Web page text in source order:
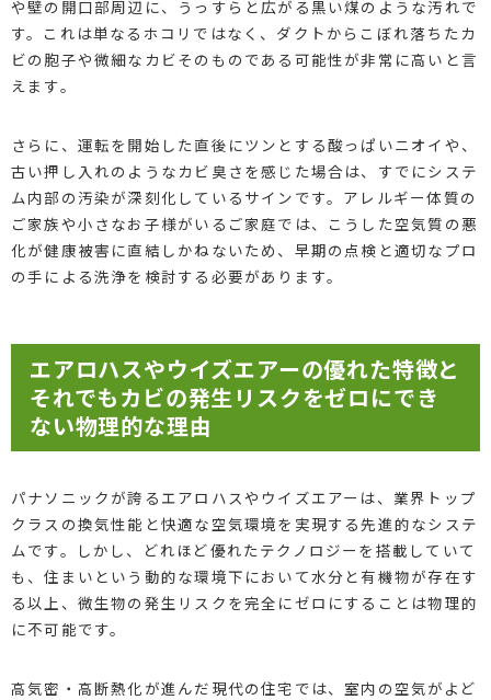
や壁の開口部周辺に、うっすらと広がる黒い煤のような汚れで
す。これは単なるホコリではなく、ダクトからこぼれ落ちたカ
ビの胞子や微細なカビそのものである可能性が非常に高いと言
えます。
さらに、運転を開始した直後にツンとする酸っぱいニオイや、
古い押し入れのようなカビ臭さを感じた場合は、すでにシステ
ム内部の汚染が深刻化しているサインです。アレルギー体質の
ご家族や小さなお子様がいるご家庭では、こうした空気質の悪
化が健康被害に直結しかねないため、早期の点検と適切なプロ
の手による洗浄を検討する必要があります。
エアロハスやウイズエアーの優れた特徴と
それでもカビの発生リスクをゼロにでき
ない物理的な理由
パナソニックが誇るエアロハスやウイズエアーは、業界トップ
クラスの換気性能と快適な空気環境を実現する先進的なシステ
ムです。しかし、どれほど優れたテクノロジーを搭載していて
も、住まいという動的な環境下において水分と有機物が存在す
る以上、微生物の発生リスクを完全にゼロにすることは物理的
に不可能です。
高気密・高断熱化が進んだ現代の住宅では、室内の空気がよど